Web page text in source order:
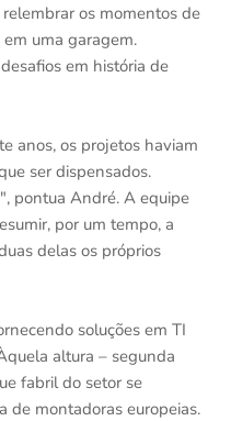
os momentos de
uma garagem.
em história de
anos, os projetos haviam
ser dispensados.
pontua André. A equipe
por um tempo, a
delas os próprios
soluções em TI
altura – segunda
fabril do setor se
de montadoras europeias.